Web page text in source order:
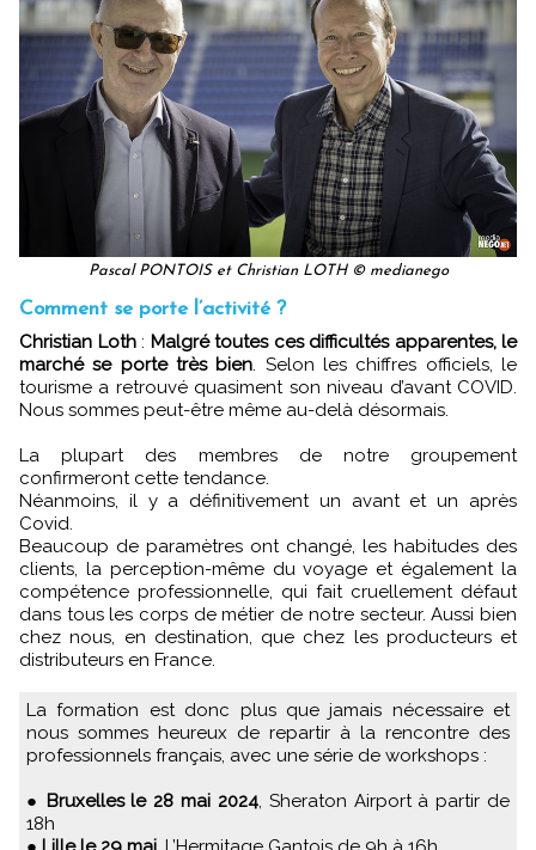
Pascal PONTOIS et Christian LOTH © medianego
Comment se porte l’activité ?
Christian Loth: Malgré toutes ces difficultés apparentes, le
marché se porte très bien. Selon les chiffres officiels, le
tourisme a retrouvé quasiment son niveau d’avant COVID.
Nous sommes peut-être même au-delà désormais.
La plupart des membres de notre groupement
confirmeront cette tendance.
Néanmoins, il y a définitivement un avant et un après
Covid.
Beaucoup de paramètres ont changé, les habitudes des
clients, la perception-même du voyage et également la
compétence professionnelle, qui fait cruellement défaut
dans tous les corps de métier de notre secteur. Aussi bien
chez nous, en destination, que chez les producteurs et
distributeurs en France.
La formation est donc plus que jamais nécessaire et
nous sommes heureux de repartir à la rencontre des
professionnels français, avec une série de workshops :
● Bruxelles le 28 mai 2024, Sheraton Airport à partir de
18h